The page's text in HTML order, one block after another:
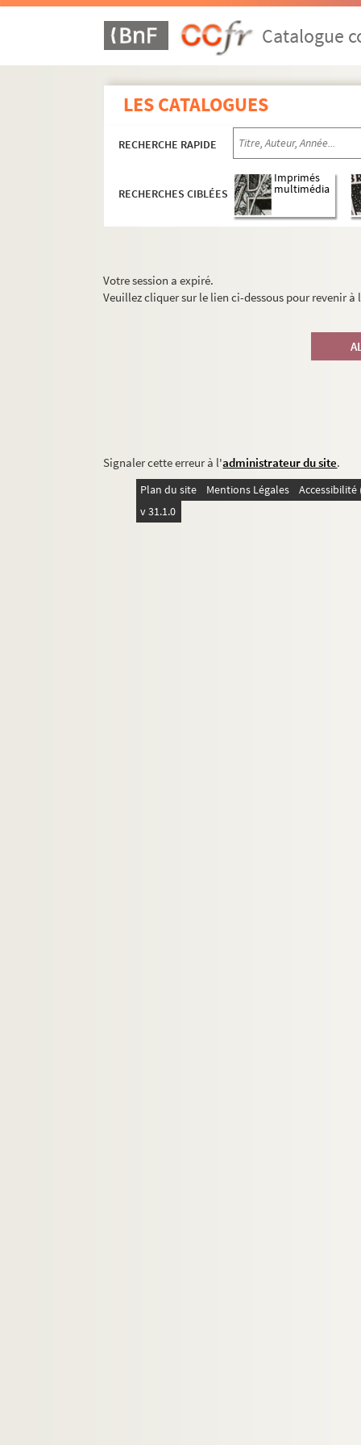
Catalogue
LES CATALOGUES
RECHERCHE RAPIDE
RECHERCHES CIBLÉES
Imprimés
multimédia
Votre session a expiré.
Veuillez cliquer sur le lien ci-dessous pour revenir
Signaler cette erreur à l'administrateur du site.
Plan du site Mentions Légales
v 31.1.0